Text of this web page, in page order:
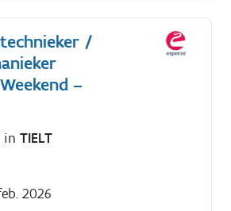
/
–
in TIELT
2026